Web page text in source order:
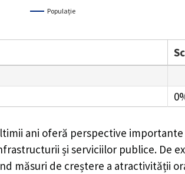
Populație
ani oferă perspective
și serviciilor publice. De
măsuri de creștere a atractivității